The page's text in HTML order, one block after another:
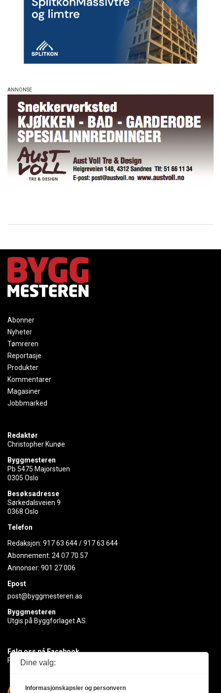
Abonner
Nyheter
Tømreren
Reportasje
Produkter
Kommentarer
Magasiner
Jobbmarked
Redaktør
Christopher Kunøe
Byggmesteren
Pb 5475 Majorstuen
0305 Oslo
Besøksadresse
Sørkedalsveien 9
0368 Oslo
Telefon
Redaksjon: 917 63 644/917 63 644
Abonnement: 24 07 70 57
Annonser: 901 27 006
Epost
post@byggmesteren.as
Byggmesteren
Utgis på Byggforlaget AS.
Følg oss på Facebook
Få med deg det siste innen byggebransjen
Dine valg:
Informasjonskapsler og personvern